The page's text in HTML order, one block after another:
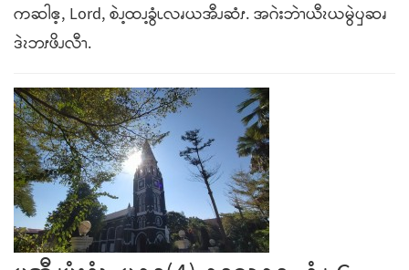
ကဆါဧ့, Lord, စဲၪ့ထၪ့ခွံၬလၧယအီၪဆံၭ. အဂဲးဘဲၫယီၩယမွဲၦဆၧ
ဒဲၩဘၭဖိၪလီၫ.